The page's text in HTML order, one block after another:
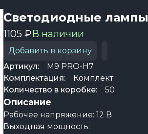
Светодиодные лампы
1105 ₽В наличии
Добавить в корзину
Артикул:
M9 PRO-H7
Комплектация:
Комплект
Количество в коробке:
50
Описание
Рабочее напряжение: 12 В
Выходная мощность: